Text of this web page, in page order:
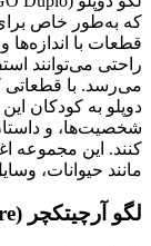
که به‌طور خاص
قطعات با اندازه‌ها
راحتی می‌توانند
می‌رسد. با قطعاتی
دوپلو به کودکان
شخصیت‌ها، و
کنند. این مجموعه
مانند حیوانات،
لگو آرچیتکچر (LEGO Architecture)